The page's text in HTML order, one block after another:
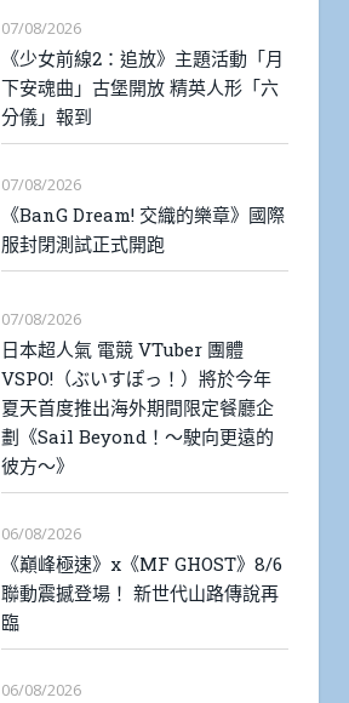
07/08/2026
《少女前線2：追放》主題活動「月
下安魂曲」古堡開放 精英人形「六
分儀」報到
07/08/2026
《BanG Dream! 交織的樂章》國際
服封閉測試正式開跑
07/08/2026
日本超人氣 電競 VTuber 團體
VSPO!（ぶいすぽっ！）將於今年
夏天首度推出海外期間限定餐廳企
劃《Sail Beyond！～駛向更遠的
彼方～》
06/08/2026
《巔峰極速》x《MF GHOST》8/6
聯動震撼登場！ 新世代山路傳說再
臨
06/08/2026